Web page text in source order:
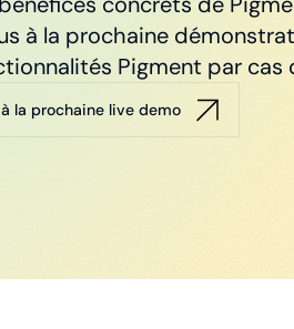
à la prochaine
Pigment par cas
la prochaine live demo